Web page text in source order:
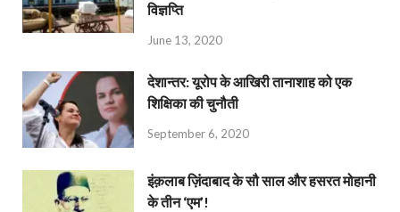
विज्ञप्ति
June 13, 2020
देशान्‍तर: यूरोप के आखिरी तानाशाह को एक
शिक्षिका की चुनौती
September 6, 2020
इंक़लाब ज़िंदाबाद के सौ साल और हसरत मोहानी
के तीन ‘एम’!